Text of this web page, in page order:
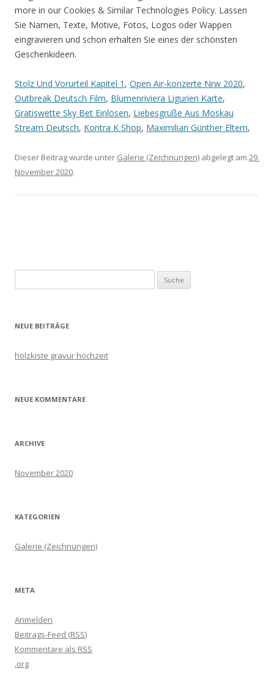
Stolz Und Vorurteil Kapitel 1 , Open Air-konzerte Nrw 2020,
Outbreak Deutsch Film, Blumenriviera Ligurien Karte,
Gratiswette Sky Bet Einlösen, Liebesgrüße Aus Moskau
Stream Deutsch, Kontra K Shop, Maximilian Günther Eltern,
Dieser Beitrag wurde unter Galerie (Zeichnungen) abgelegt am 29.
November 2020.
nach:
NEUE BEITRÄGE
holzkiste gravur hochzeit
NEUE KOMMENTARE
ARCHIVE
November 2020
KATEGORIEN
Galerie (Zeichnungen)
META
Anmelden
Beitrags-Feed (RSS)
Kommentare als RSS
.org